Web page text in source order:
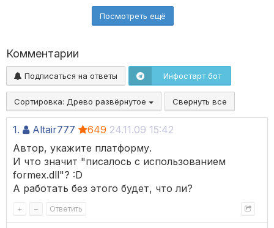
Посмотреть ещё
Комментарии
Подписаться на ответы Инфостарт бот
Сортировка: Древо развёрнутое Свернуть все
1. Altair777 649 24.11.09 15:42
Автор, укажите платформу.
И что значит "писалось с использованием
formex.dll"? :D
А работать без этого будет, что ли?
+ – Ответить